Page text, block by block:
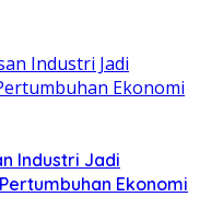
Industri Jadi
Ekonomi